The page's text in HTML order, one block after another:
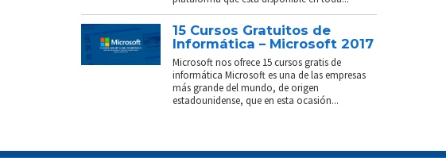
15 Cursos Gratuitos de
Informática – Microsoft 2017
Microsoft nos ofrece 15 cursos gratis de
informática Microsoft es una de las empresas
más grande del mundo, de origen
estadounidense, que en esta ocasión...